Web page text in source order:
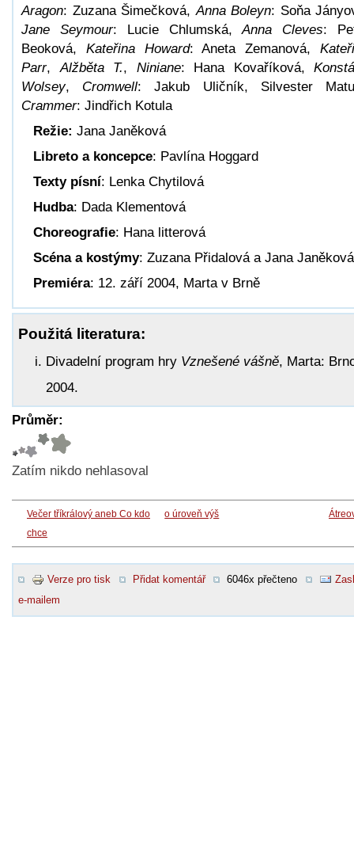
Aragon: Zuzana Šimečková, Anna Boleyn: Soňa
Jane Seymour: Lucie Chlumská,Anna Cleves:
Beoková, Kateřina Howard: Aneta Zemanová,
Parr, Alžběta T., Niniane: Hana Kovaříková,
Wolsey, Cromwell: Jakub Uličník, Silvester
Crammer: Jindřich Kotula
Režie: Jana Janěková
Libreto a koncepce: Pavlína Hoggard
Texty písní: Lenka Chytilová
Hudba: Dada Klementová
Choreografie: Hana litterová
Scéna a kostýmy: Zuzana Přidalová a Jana Janěková
Premiéra: 12. září 2004, Marta v Brně
Použitá literatura:
Divadelní program hry Vznešené vášně, Marta:
2004.
Průměr:
Zatím nikdo nehlasoval
Večer tříkrálový aneb Co kdo
chce
o úroveň výš
Verze pro tisk Přidat komentář 6046x přečteno
e-mailem